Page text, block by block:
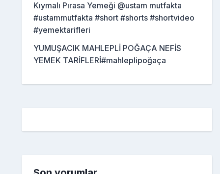
Kıymalı Pırasa Yemeği @ustam mutfakta
#ustammutfakta #short #shorts #shortvideo
#yemektarifleri
YUMUŞACIK MAHLEPLİ POĞAÇA NEFİS
YEMEK TARİFLERİ#mahleplipoğaça